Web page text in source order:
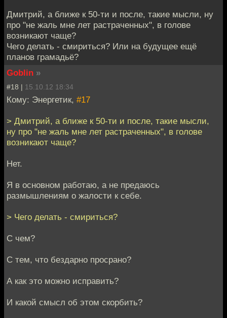
Дмитрий, а ближе к 50-ти и после, такие мысли, ну
про "не жаль мне лет растраченных", в голове
возникают чаще?
Чего делать - смириться? Или на будущее ещё
планов грамадьё?
Goblin »
#18 | 15.10.12 18:34
Кому: Энергетик, #17
> Дмитрий, а ближе к 50-ти и после, такие мысли,
ну про "не жаль мне лет растраченных", в голове
возникают чаще?
Нет.
Я в основном работаю, а не предаюсь
размышлениям о жалости к себе.
> Чего делать - смириться?
С чем?
С тем, что бездарно просрано?
А как это можно исправить?
И какой смысл об этом скорбить?